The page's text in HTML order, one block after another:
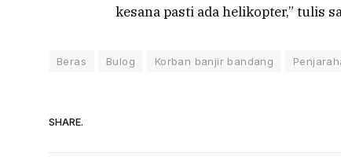
kesana pasti ada helikopter,” tulis
Beras Bulog Korban banjir bandang
SHARE.